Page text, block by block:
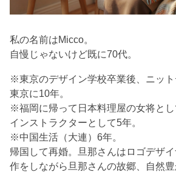
私の名前はMicco。
自慢じゃないけど既に70代。
※東京のデザイン学校卒業後、ニッ
東京に10年。
※福岡に帰って日本料理屋の女将と
インストラクターとして5年。
※中国生活（大連）6年。
帰国して再婚。旦那さんはロゴデザ
作をしながら旦那さんの故郷、自然